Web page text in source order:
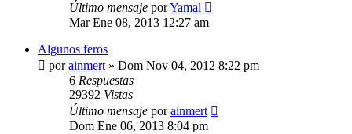
Último mensaje porYamal
Mar Ene 08, 2013 12:27 am
Algunos feros
porainmert » Dom Nov 04, 2012 8:22 pm
6 Respuestas
29392 Vistas
Último mensaje porainmert
Dom Ene 06, 2013 8:04 pm